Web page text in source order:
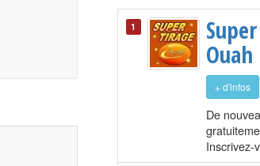
1
Ouah
+ d'infos
De
Inscrivez-